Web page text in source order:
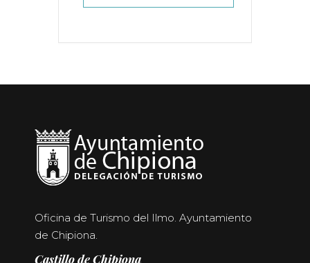
Oficina de Turismo del Ilmo. Ayuntamiento
de Chipiona.
Castillo de Chipiona